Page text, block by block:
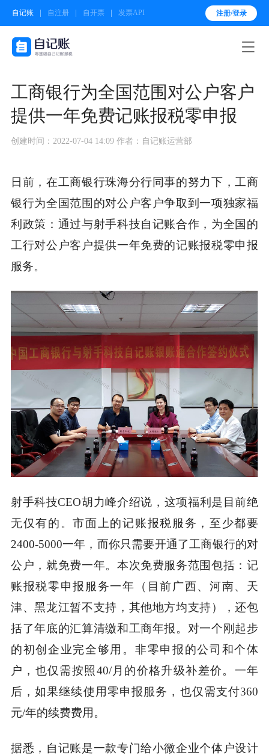
自记账 自注册 自开票 发票API 注册/登录

工商银行为全国范围对公户客户
提供一年免费记账报税零申报
创建时间：2022-07-04 14:09 作者：自记账运营部
日前，在工商银行珠海分行同事的努力下，工商
银行为全国范围的对公户客户争取到一项独家福
利政策：通过与射手科技自记账合作，为全国的
工行对公户客户提供一年免费的记账报税零申报
服务。
射手科技CEO胡力峰介绍说，这项福利是目前绝
无仅有的。市面上的记账报税服务，至少都要
2400-5000一年，而你只需要开通了工商银行的对
公户，就免费一年。本次免费服务范围包括：记
账报税零申报服务一年（目前广西、河南、天
津、黑龙江暂不支持，其他地方均支持），还包
括了年底的汇算清缴和工商年报。对一个刚起步
的初创企业完全够用。非零申报的公司和个体
户，也仅需按照40/月的价格升级补差价。一年
后，如果继续使用零申报服务，也仅需支付360
元/年的续费费用。
据悉，自记账是一款专门给小微企业个体户设计